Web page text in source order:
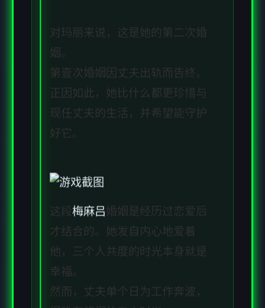
对玛丽来说，这是她的第二次婚
姻。
第壹次婚姻因丈夫出轨而告终。
正因如此，她比什么都更珍惜与
现任丈夫的生活，并希望能守护
好它。
这段梅麻吕婚姻是经历过恋爱后
才结合的。她发自内心地爱着
他，三个人共度的时光本身就是
幸福。
然而，丈夫单个日为工作奔波，